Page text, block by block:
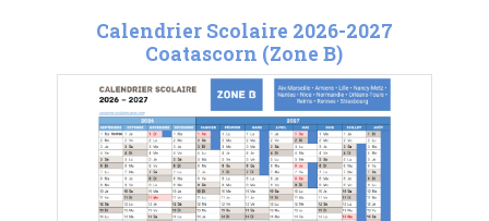
Calendrier Scolaire 2026-2027
Coatascorn (Zone B)